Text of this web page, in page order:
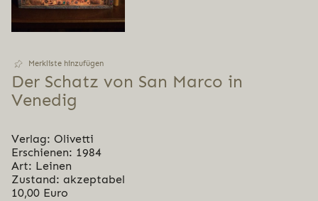
Merkliste hinzufügen
Der Schatz von San Marco in
Venedig
Verlag: Olivetti
Erschienen: 1984
Art: Leinen
Zustand: akzeptabel
10,00 Euro